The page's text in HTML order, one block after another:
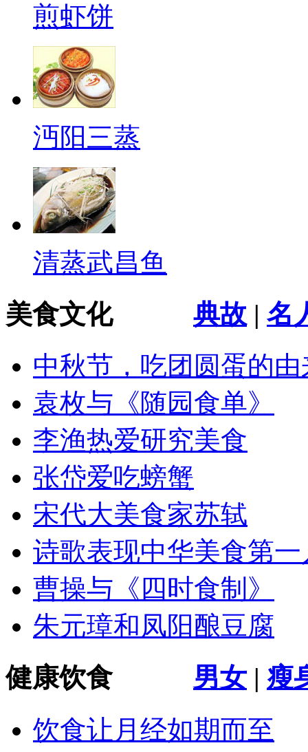
煎虾饼
沔阳三蒸
清蒸武昌鱼
美食文化 典故 | 名
中秋节，吃团圆蛋的由
袁枚与《随园食单》
李渔热爱研究美食
张岱爱吃螃蟹
宋代大美食家苏轼
诗歌表现中华美食第
曹操与《四时食制》
朱元璋和凤阳酿豆腐
健康饮食 男女 | 瘦
饮食让月经如期而至